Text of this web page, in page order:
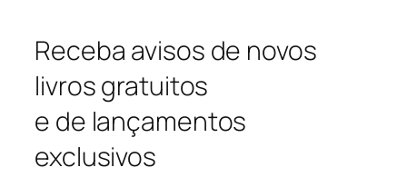
Receba avisos de novos
livros gratuitos
e de lançamentos
exclusivos